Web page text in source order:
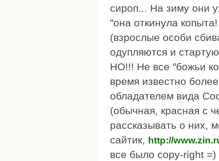
сироп... На зиму они
"она откинула
(взрослые особи
одупляются и
НО!!! Не все "божьи
время известно
обладателем вида
(обычная, красная с
рассказывать о них,
сайтик, http://
все было copy-right =)